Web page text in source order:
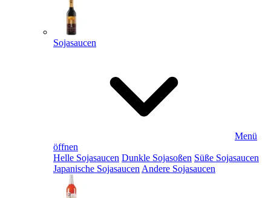
Sojasaucen
Menü
öffnen
Helle Sojasaucen Dunkle Sojasoßen Süße Sojasaucen
Japanische Sojasaucen Andere Sojasaucen